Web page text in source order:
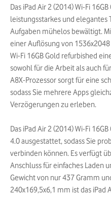
Das iPad Air 2 (2014) Wi-Fi
leistungsstarkes und elegantes
Aufgaben mühelos bewältigt.
einer Auflösung von
Wi-Fi 16GB Gold refurbished
sowohl für die Arbeit als auch
A8X-Prozessor sorgt für eine
sodass Sie mehrere Apps
Verzögerungen zu erleben.
Das iPad Air 2 (2014) Wi-Fi
4.0 ausgestattet, sodass Sie
verbinden können. Es verfügt
Anschluss für einfaches Laden
Gewicht von nur 437 Gramm
240x169,5x6,1 mm ist das iPad